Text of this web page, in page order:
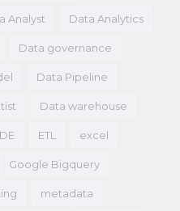
Analyst Data Analytics
Data governance
Data Pipeline
Data warehouse
DE ETL excel
Google Bigquery
metadata